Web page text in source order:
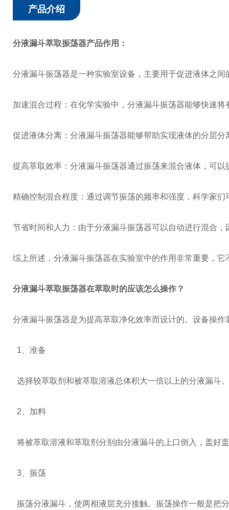
产品介绍
分液漏斗萃取振荡器产品作用：
分液漏斗振荡器是一种实验室设备，主要用于促进液体之
加速混合过程：在化学实验中，分液漏斗振荡器能够快速
促进液体分离：分液漏斗振荡器能够帮助实现液体的分层
提高萃取效率：分液漏斗振荡器通过振荡来混合液体，可
精确控制混合程度：通过调节振荡的频率和强度，科学家
节省时间和人力：由于分液漏斗振荡器可以自动进行混合
综上所述，分液漏斗振荡器在实验室中的作用非常重要，
分液漏斗萃取振荡器在萃取时的应该怎么操作？
分液漏斗振荡器是为提高萃取净化效率而设计的。设备操
1、准备
选择较萃取剂和被萃取溶液总体积大一倍以上的分液漏斗
2、加料
将被萃取溶液和萃取剂分别由分液漏斗的上口倒入，盖好
3、振荡
振荡分液漏斗，使两相液层充分接触。振荡操作一般是把